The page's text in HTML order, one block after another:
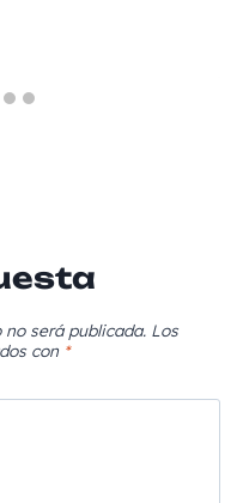
será publicada. Los
con *